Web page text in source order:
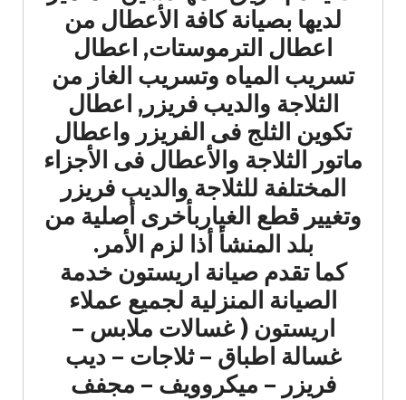
لديها بصيانة كافة الأعطال من
اعطال الترموستات, اعطال
تسريب المياه وتسريب الغاز من
الثلاجة والديب فريزر, اعطال
تكوين الثلج فى الفريزر واعطال
ماتور الثلاجة والأعطال فى الأجزاء
المختلفة للثلاجة والديب فريزر
وتغيير قطع الغياربأخرى أصلية من
بلد المنشأ أذا لزم الأمر.
كما تقدم صيانة اريستون خدمة
الصيانة المنزلية لجميع عملاء
اريستون ( غسالات ملابس –
غسالة اطباق – ثلاجات – ديب
فريزر – ميكروويف – مجفف